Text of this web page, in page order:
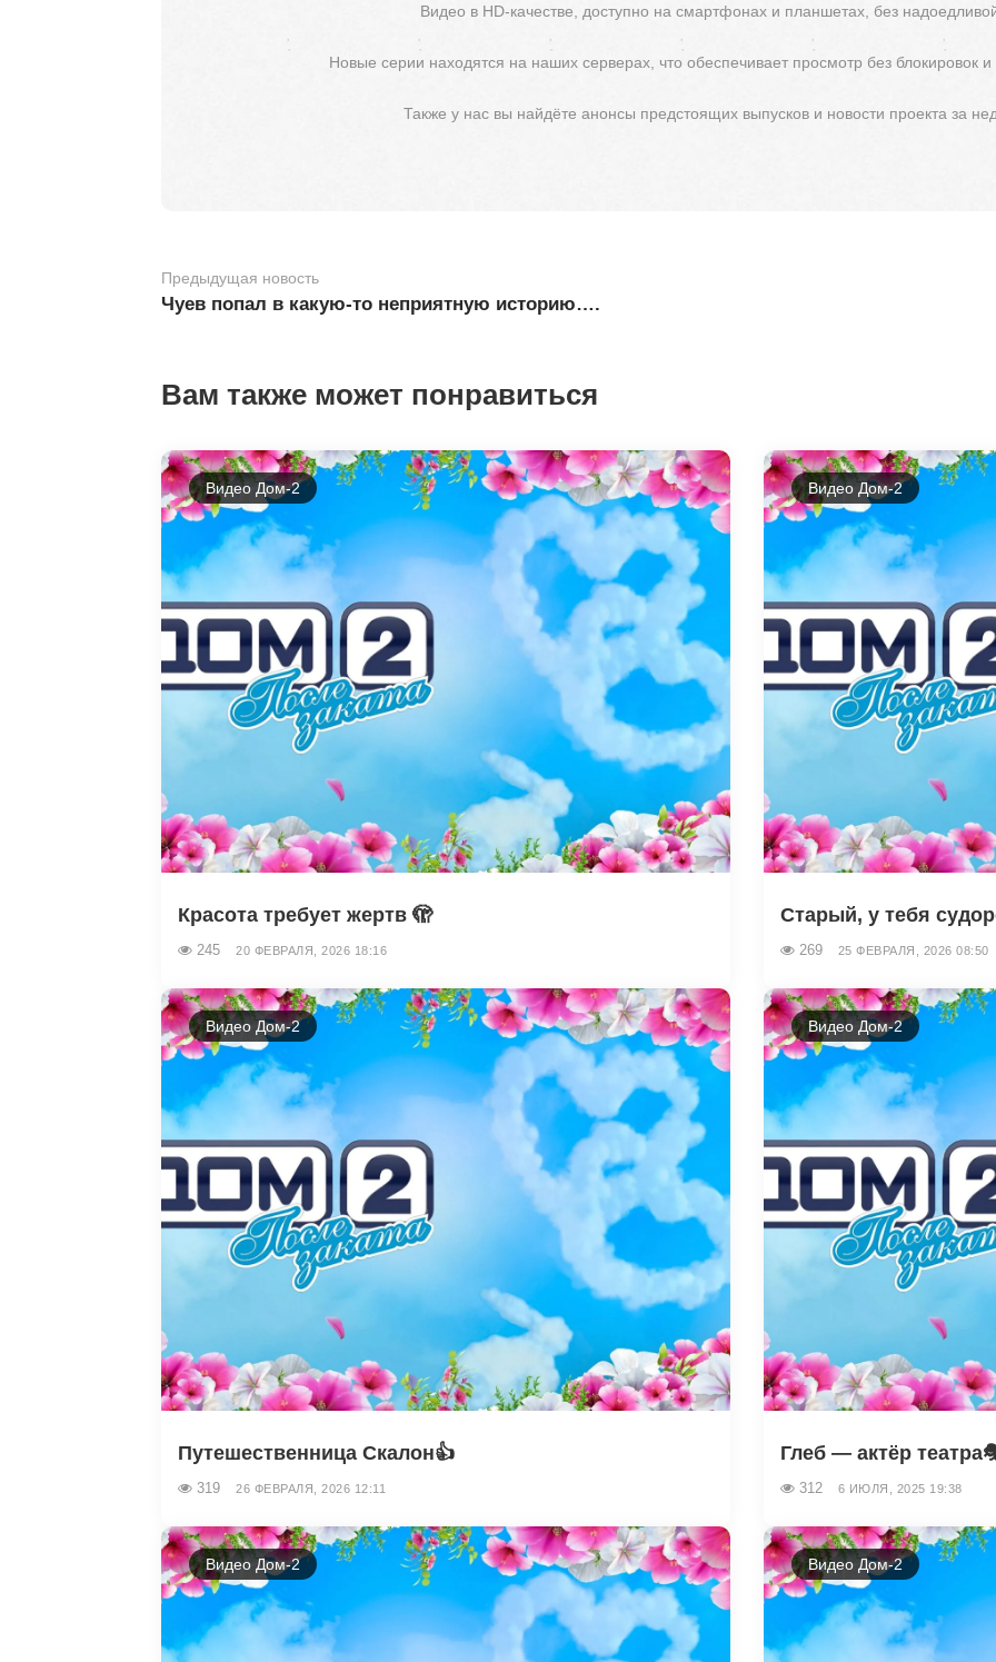
Видео в HD-качестве, доступно на смартфонах и планшетах, без
Новые серии находятся на наших серверах, что обеспечивает просмотр без блокировок
Также у нас вы найдёте анонсы предстоящих выпусков и новости проекта за
Предыдущая новость
Чуев попал в какую-то неприятную историю….
Вам также может понравиться
Видео Дом-2
Красота требует жертв 🫣
245 20 ФЕВРАЛЯ, 2026 18:16
Видео Дом-2
Старый, у тебя
269 25 ФЕВРАЛЯ, 2026 08:50
Видео Дом-2
Путешественница Скалон👍
319 26 ФЕВРАЛЯ, 2026 12:11
Видео Дом-2
Глеб — актёр
312 6 ИЮЛЯ, 2025 19:38
Видео Дом-2 Видео Дом-2